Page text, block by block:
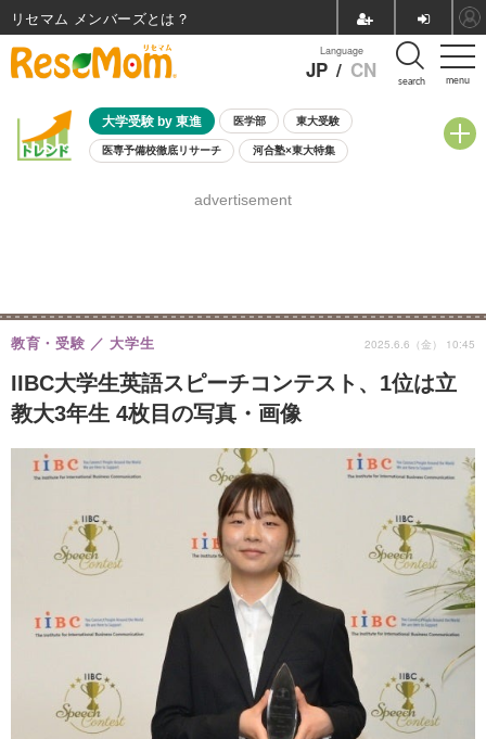
menu
Language
JP / CN search
大学受験 by 東進 医学部 東大受験
医専予備校徹底リサーチ 河合塾×東大特集
8月開催学校説明会・相談会
advertisement
IIBC大学生英語スピーチコンテスト、1位は立
教大3年生 4枚目の写真・画像
教育・受験 大学生 2025.6.6（金） 10:45
リセマム メンバーズ